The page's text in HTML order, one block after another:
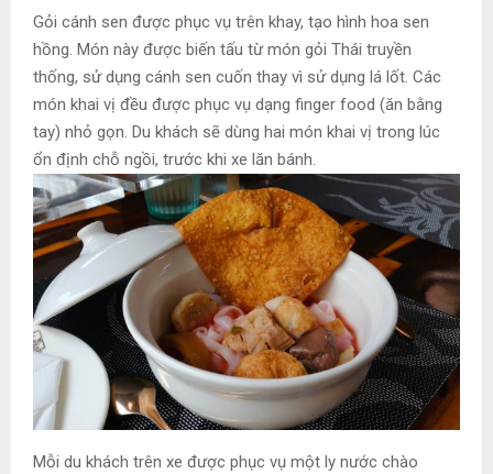
Gỏi cánh sen được phục vụ trên khay, tạo hình hoa sen
hồng. Món này được biến tấu từ món gỏi Thái truyền
thống, sử dụng cánh sen cuốn thay vì sử dụng lá lốt. Các
món khai vị đều được phục vụ dạng finger food (ăn bằng
tay) nhỏ gọn. Du khách sẽ dùng hai món khai vị trong lúc
ổn định chỗ ngồi, trước khi xe lăn bánh.
Mỗi du khách trên xe được phục vụ một ly nước chào